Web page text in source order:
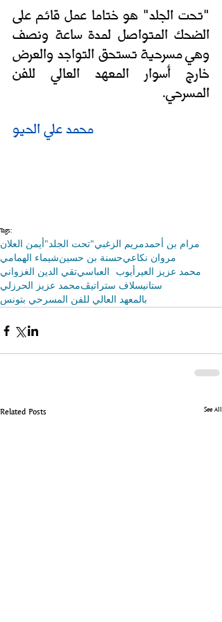
وهي
المسرحي.
محمد علي الحيو
Tags:
أيمن العلان "تحت الجلد"مريم الزغبيمرام بن أحمد
شيماء الهماميحسنة بن حسينمروان نكاعي
تقي الدين الغزوانيأيوب العباسي محمد عزيز العير
محمد عزيز الحرزليستانيسلاف ستراتيڤ
بالمعهد العالي للفن المسرحي بتونس
Related Posts See All